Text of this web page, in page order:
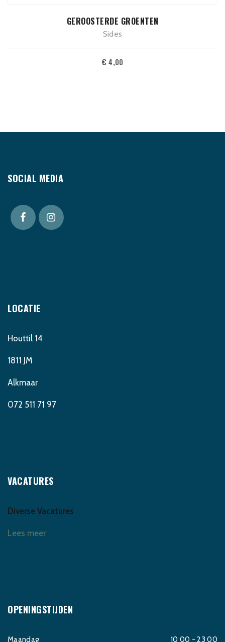
ADD TO CART
GEROOSTERDE GROENTEN
Sides
€ 4,00
SOCIAL MEDIA
LOCATIE
Houttil 14
1811 JM
Alkmaar
072 511 71 97
VACATURES
Diverse Vacatures
Lees meer
OPENINGSTIJDEN
Maandag 10 00 - 23 00